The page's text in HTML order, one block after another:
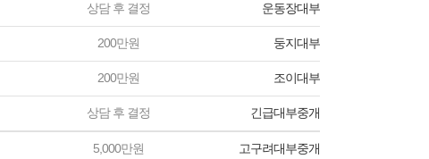
상담 후 결정 운동장대부
200만원 둥지대부
200만원 조이대부
상담 후 결정 긴급대부중개
5,000만원 고구려대부중개